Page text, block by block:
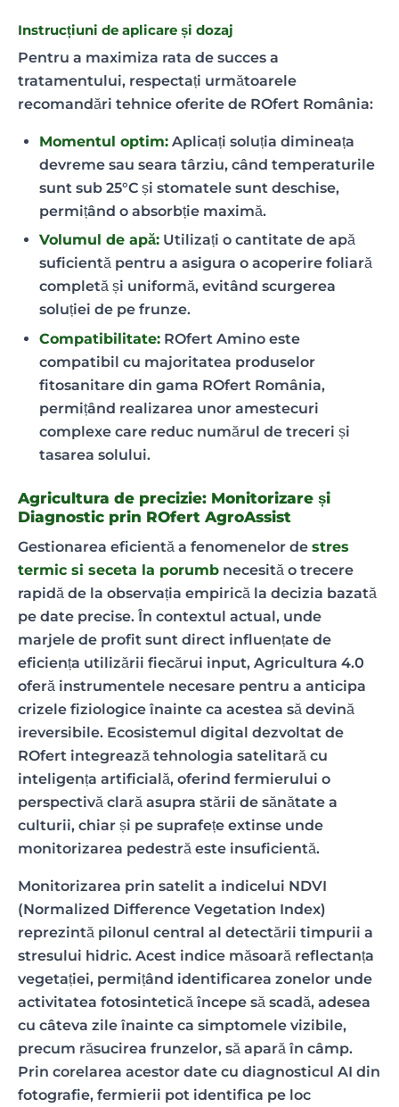
Instrucțiuni de aplicare și dozaj
Pentru a maximiza rata de succes a
tratamentului, respectați următoarele
recomandări tehnice oferite de ROfert România:
Momentul optim: Aplicați soluția dimineața
devreme sau seara târziu, când temperaturile
sunt sub 25°C și stomatele sunt deschise,
permițând o absorbție maximă.
Volumul de apă: Utilizați o cantitate de apă
suficientă pentru a asigura o acoperire foliară
completă și uniformă, evitând scurgerea
soluției de pe frunze.
Compatibilitate: ROfert Amino este
compatibil cu majoritatea produselor
fitosanitare din gama ROfert România,
permițând realizarea unor amestecuri
complexe care reduc numărul de treceri și
tasarea solului.
Agricultura de precizie: Monitorizare și
Diagnostic prin ROfert AgroAssist
Gestionarea eficientă a fenomenelor de stres
termic si seceta la porumb necesită o trecere
rapidă de la observația empirică la decizia bazată
pe date precise. În contextul actual, unde
marjele de profit sunt direct influențate de
eficiența utilizării fiecărui input, Agricultura 4.0
oferă instrumentele necesare pentru a anticipa
crizele fiziologice înainte ca acestea să devină
ireversibile. Ecosistemul digital dezvoltat de
ROfert integrează tehnologia satelitară cu
inteligența artificială, oferind fermierului o
perspectivă clară asupra stării de sănătate a
culturii, chiar și pe suprafețe extinse unde
monitorizarea pedestră este insuficientă.
Monitorizarea prin satelit a indicelui NDVI
(Normalized Difference Vegetation Index)
reprezintă pilonul central al detectării timpurii a
stresului hidric. Acest indice măsoară reflectanța
vegetației, permițând identificarea zonelor unde
activitatea fotosintetică începe să scadă, adesea
cu câteva zile înainte ca simptomele vizibile,
precum răsucirea frunzelor, să apară în câmp.
Prin corelarea acestor date cu diagnosticul AI din
fotografie, fermierii pot identifica pe loc